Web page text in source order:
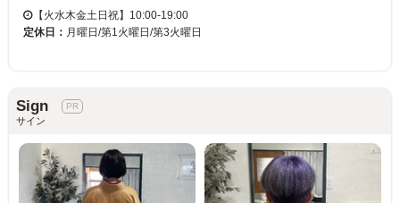
【火水木金土日祝】10:00-19:00
定休日： 月曜日/第1火曜日/第3火曜日
Sign
サイン